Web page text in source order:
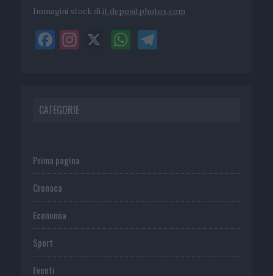
Immagini stock di it.depositphotos.com
CATEGORIE
Prima pagina
Cronaca
Economia
Sport
Eventi